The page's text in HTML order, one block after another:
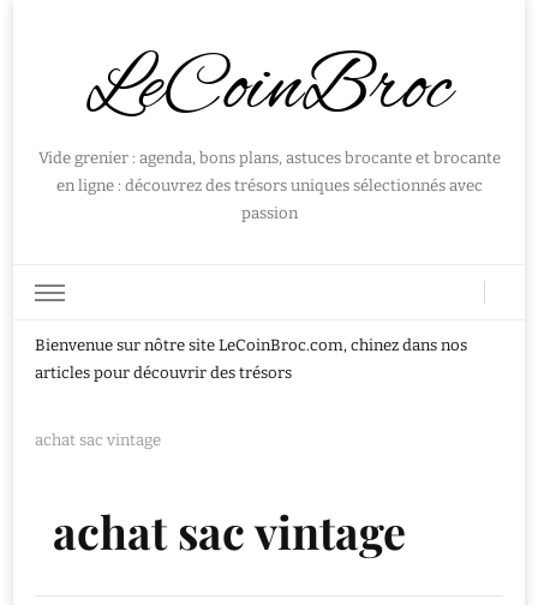
LeCoinBroc
Vide grenier : agenda, bons plans, astuces brocante et brocante
en ligne : découvrez des trésors uniques sélectionnés avec
passion
Bienvenue sur nôtre site LeCoinBroc.com, chinez dans nos
articles pour découvrir des trésors
achat sac vintage
achat sac vintage